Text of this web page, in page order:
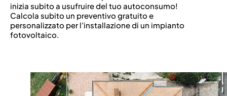
inizia subito a usufruire del tuo autoconsumo!
Calcola subito un preventivo gratuito e
personalizzato per l’installazione di un impianto
fotovoltaico.